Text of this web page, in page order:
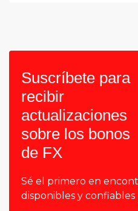
Suscríbete para
recibir
actualizaciones
sobre los bonos
de FX
Sé el primero en
disponibles y